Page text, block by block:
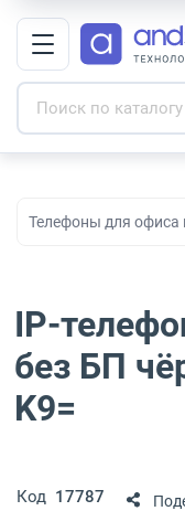
Телефоны для офиса
IP-
без БП
K9=
Код 17787